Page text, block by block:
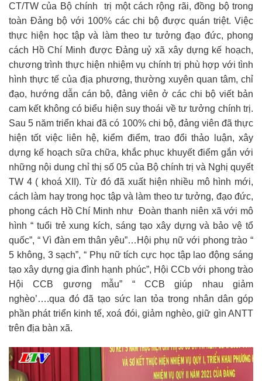
CT/TW của Bộ chính trị một cách rộng rãi, đồng bộ trong
toàn Đảng bộ với 100% các chi bộ được quán triệt. Việc
thực hiện học tập và làm theo tư tưởng đạo đức, phong
cách Hồ Chí Minh được Đảng uỷ xã xây dựng kế hoạch,
chương trình thực hiện nhiệm vụ chính trị phù hợp với tình
hình thực tế của địa phương, thường xuyên quan tâm, chỉ
đạo, hướng dẫn cán bộ, đảng viên ở các chi bộ viết bản
cam kết không có biểu hiện suy thoái về tư tưởng chính trị.
Sau 5 năm triển khai đã có 100% chi bộ, đảng viên đã thực
hiện tốt việc liên hệ, kiểm điểm, trao đổi thảo luận, xây
dựng kế hoạch sữa chữa, khắc phục khuyết điểm gắn với
những nội dung chỉ thị số 05 của Bộ chính trị và Nghị quyết
TW 4 ( khoá XII). Từ đó đã xuất hiện nhiều mô hình mới,
cách làm hay trong học tập và làm theo tư tưởng, đạo đức,
phong cách Hồ Chí Minh như Đoàn thanh niên xã với mô
hình “ tuổi trẻ xung kích, sáng tạo xây dựng và bảo vệ tổ
quốc”, “ Vì đàn em thân yêu”…Hội phụ nữ với phong trào “
5 không, 3 sạch”, “ Phụ nữ tích cực học tập lao động sáng
tạo xây dựng gia đình hạnh phúc”, Hội CCb với phong trào
Hội CCB gương mẫu” “ CCB giúp nhau giảm
nghèo’….qua đó đã tạo sức lan tỏa trong nhân dân góp
phần phát triển kinh tế, xoá đói, giảm nghèo, giữ gìn ANTT
trên địa bàn xã.